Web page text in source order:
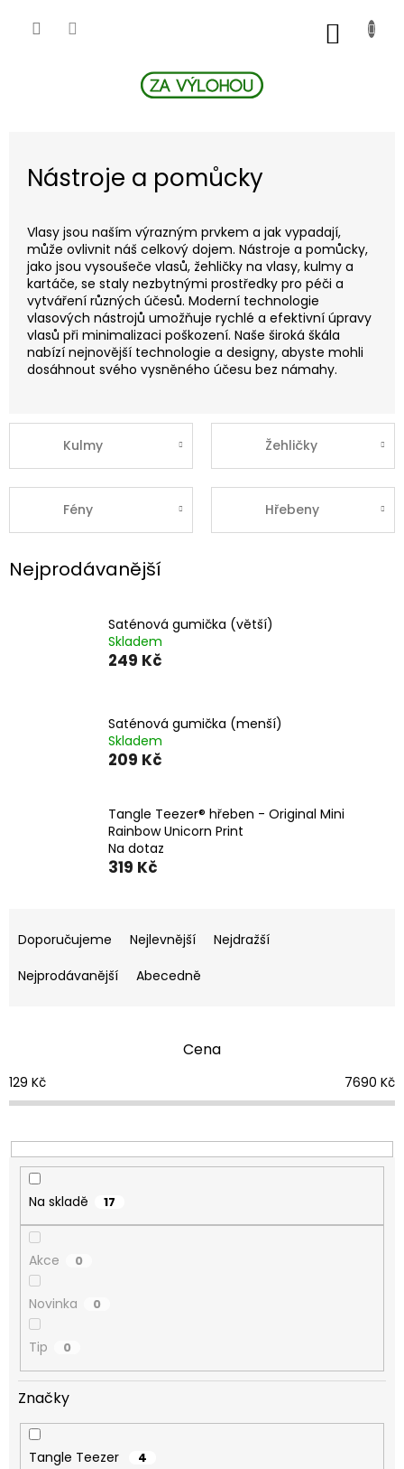
Nástroje a pomůcky
Vlasy jsou naším výrazným prvkem a jak vypadají,
může ovlivnit náš celkový dojem. Nástroje a pomůcky,
jako jsou vysoušeče vlasů, žehličky na vlasy, kulmy a
kartáče, se staly nezbytnými prostředky pro péči a
vytváření různých účesů. Moderní technologie
vlasových nástrojů umožňuje rychlé a efektivní úpravy
vlasů při minimalizaci poškození. Naše široká škála
nabízí nejnovější technologie a designy, abyste mohli
dosáhnout svého vysněného účesu bez námahy.
Kulmy Žehličky
Fény Hřebeny
Nejprodávanější
Saténová gumička (větší)
Skladem
249 Kč
Saténová gumička (menší)
Skladem
209 Kč
Tangle Teezer® hřeben - Original Mini
Rainbow Unicorn Print
Na dotaz
319 Kč
a
e
o
d
k
t
Doporučujeme Nejlevnější
Nejdražší
Nejprodávanější
Abecedně
Cena
129 Kč 7690 Kč
Na skladě 17
Akce 0
Novinka 0
Tip 0
Značky
Tangle Teezer 4